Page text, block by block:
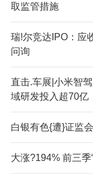
取监管措施
瑞!尔竞达IPO：应
问询
直击.车展|小米智
域研发投入超70亿
白银有色{遭}证监
大涨?194% 前三